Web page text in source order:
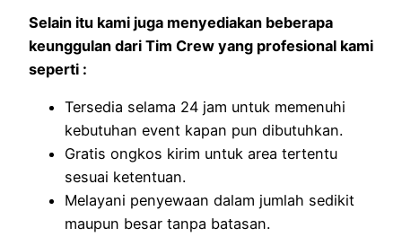
Selain itu kami juga menyediakan beberapa
keunggulan dari Tim Crew yang profesional kami
seperti :
Tersedia selama 24 jam untuk memenuhi
kebutuhan event kapan pun dibutuhkan.
Gratis ongkos kirim untuk area tertentu
sesuai ketentuan.
Melayani penyewaan dalam jumlah sedikit
maupun besar tanpa batasan.